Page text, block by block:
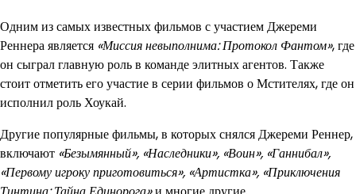
Одним из самых известных фильмов с участием Джереми
Реннера является «Миссия невыполнима: Протокол Фантом», где
он сыграл главную роль в команде элитных агентов. Также
стоит отметить его участие в серии фильмов о Мстителях, где он
исполнил роль Хоукай.
Другие популярные фильмы, в которых снялся Джереми Реннер,
включают «Безымянный», «Наследники», «Воин», «Ганнибал»,
«Первому игроку приготовиться», «Артистка», «Приключения